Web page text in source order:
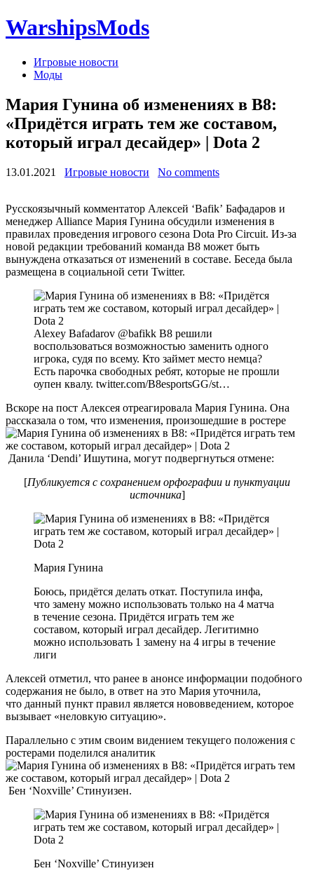
WarshipsMods
Игровые новости
Моды
Мария Гунина об изменениях в B8:
«Придётся играть тем же составом,
который играл десайдер» | Dota 2
13.01.2021 Игровые новости No comments
Русскоязычный комментатор Алексей ‘Bafik’ Бафадаров и
менеджер Alliance Мария Гунина обсудили изменения в
правилах проведения игрового сезона Dota Pro Circuit. Из-за
новой редакции требований команда B8 может быть
вынуждена отказаться от изменений в составе. Беседа была
размещена в социальной сети Twitter.
Alexey Bafadarov @bafikk B8 решили
воспользоваться возможностью заменить одного
игрока, судя по всему. Кто займет место немца?
Есть парочка свободных ребят, которые не прошли
оупен квалу. twitter.com/B8esportsGG/st…
Вскоре на пост Алексея отреагировала Мария Гунина. Она
рассказала о том, что изменения, произошедшие в ростере
Данила ‘Dendi’ Ишутина, могут подвергнуться отмене:
[Публикуется с сохранением орфографии и пунктуации
источника]
Мария Гунина
Боюсь, придётся делать откат. Поступила инфа,
что замену можно использовать только на 4 матча
в течение сезона. Придётся играть тем же
составом, который играл десайдер. Легитимно
можно использовать 1 замену на 4 игры в течение
лиги
Алексей отметил, что ранее в анонсе информации подобного
содержания не было, в ответ на это Мария уточнила,
что данный пункт правил является нововведением, которое
вызывает «неловкую ситуацию».
Параллельно с этим своим видением текущего положения с
ростерами поделился аналитик
Бен ‘Noxville’ Стинуизен.
Бен ‘Noxville’ Стинуизен